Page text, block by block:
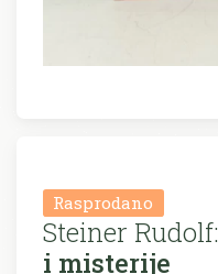
Rasprodano
Steiner Rudolf:
i misterije